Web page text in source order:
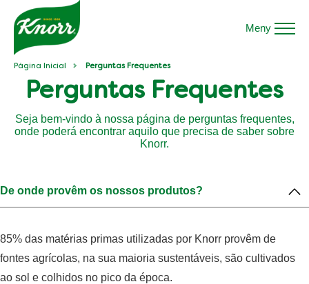
Meny
Página Inicial Perguntas Frequentes
Perguntas Frequentes
Seja bem-vindo à nossa página de perguntas frequentes,
onde poderá encontrar aquilo que precisa de saber sobre
Knorr.
De onde provêm os nossos produtos?
85% das matérias primas utilizadas por Knorr provêm de
fontes agrícolas, na sua maioria sustentáveis, são cultivados
ao sol e colhidos no pico da época.